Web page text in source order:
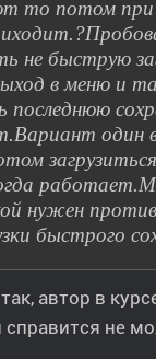
то потом при
не быструю
в меню и
последнюю
один
загрузиться
нужен
быстрого
автор в
не